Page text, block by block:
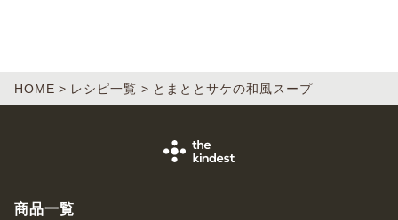
HOME レシピ一覧 とまととサケの和風スープ
商品一覧